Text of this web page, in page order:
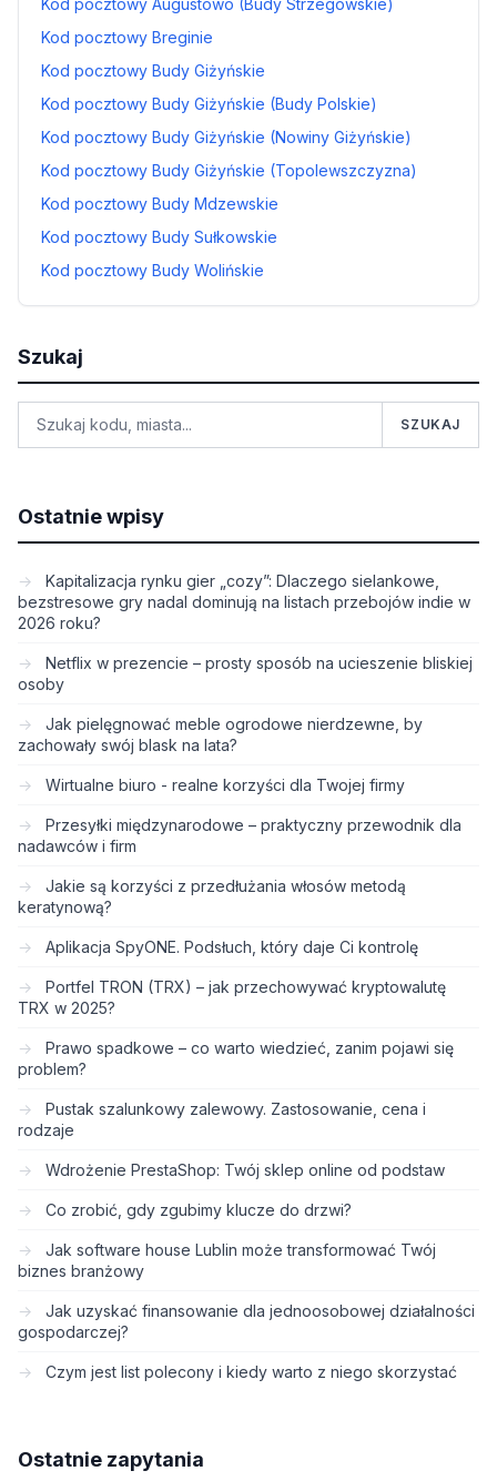
Kod pocztowy Augustowo (Budy Strzegowskie)
Kod pocztowy Breginie
Kod pocztowy Budy Giżyńskie
Kod pocztowy Budy Giżyńskie (Budy Polskie)
Kod pocztowy Budy Giżyńskie (Nowiny Giżyńskie)
Kod pocztowy Budy Giżyńskie (Topolewszczyzna)
Kod pocztowy Budy Mdzewskie
Kod pocztowy Budy Sułkowskie
Kod pocztowy Budy Wolińskie
Szukaj
SZUKAJ
Ostatnie wpisy
Kapitalizacja rynku gier „cozy”: Dlaczego sielankowe,
bezstresowe gry nadal dominują na listach przebojów indie w
2026 roku?
Netflix w prezencie – prosty sposób na ucieszenie bliskiej
osoby
Jak pielęgnować meble ogrodowe nierdzewne, by
zachowały swój blask na lata?
Wirtualne biuro - realne korzyści dla Twojej firmy
Przesyłki międzynarodowe – praktyczny przewodnik dla
nadawców i firm
Jakie są korzyści z przedłużania włosów metodą
keratynową?
Aplikacja SpyONE. Podsłuch, który daje Ci kontrolę
Portfel TRON (TRX) – jak przechowywać kryptowalutę
TRX w 2025?
Prawo spadkowe – co warto wiedzieć, zanim pojawi się
problem?
Pustak szalunkowy zalewowy. Zastosowanie, cena i
rodzaje
Wdrożenie PrestaShop: Twój sklep online od podstaw
Co zrobić, gdy zgubimy klucze do drzwi?
Jak software house Lublin może transformować Twój
biznes branżowy
Jak uzyskać finansowanie dla jednoosobowej działalności
gospodarczej?
Czym jest list polecony i kiedy warto z niego skorzystać
Ostatnie zapytania